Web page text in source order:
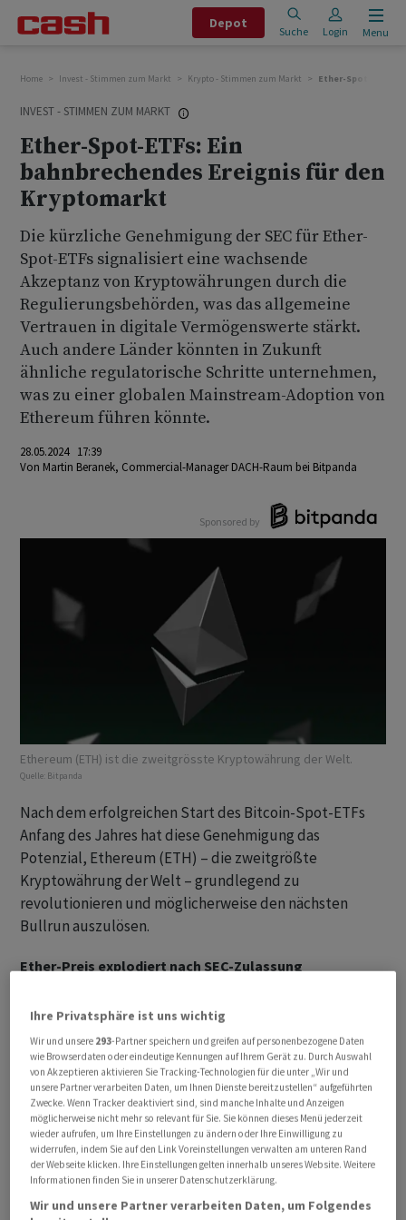
Depot
Suche Login Menu
Home Invest - Stimmen zum Markt Krypto - Stimmen zum Markt Ether-Spot-ETFs:
INVEST - STIMMEN ZUM MARKT
Ether-Spot-ETFs: Ein
bahnbrechendes Ereignis für den
Kryptomarkt
Die kürzliche Genehmigung der SEC für Ether-
Spot-ETFs signalisiert eine wachsende
Akzeptanz von Kryptowährungen durch die
Regulierungsbehörden, was das allgemeine
Vertrauen in digitale Vermögenswerte stärkt.
Auch andere Länder könnten in Zukunft
ähnliche regulatorische Schritte unternehmen,
was zu einer globalen Mainstream-Adoption von
Ethereum führen könnte.
28.05.2024 17:39
Von Martin Beranek, Commercial-Manager DACH-Raum bei Bitpanda
Sponsored by
Ethereum (ETH) ist die zweitgrösste Kryptowährung der Welt.
Quelle: Bitpanda
Nach dem erfolgreichen Start des Bitcoin-Spot-ETFs
Anfang des Jahres hat diese Genehmigung das
Potenzial, Ethereum (ETH) – die zweitgrößte
Kryptowährung der Welt – grundlegend zu
revolutionieren und möglicherweise den nächsten
Bullrun auszulösen.
Ether-Preis explodiert nach SEC-Zulassung
Die Nachricht von der Entscheidung der US-
Börsenaufsichtsbehörde (SEC), die Ether-Spot-ETFs
von BlackRock, Fidelity, Grayscale, Bitwise, VanEck, Ark,
Invesco Galaxy und Franklin Templeton zu genehmigen,
hat Bewegung in den Kryptomarkt gebracht. Ähnlich wie
bei der Zulassung der Bitcoin-Spot-ETFs reagierte der
Ether-Preis mit einem sprunghaften Anstieg und legte
am 21. Mai 2024 um 17 % zu. Diese heftige Kursreaktion
zeigt die immense Nachfrage von Investoren, die nach
einer sicheren und unkomplizierten Möglichkeit
Ihre Privatsphäre ist uns wichtig
Wir und unsere 293-Partner speichern und greifen auf personenbezogene Daten
wie Browserdaten oder eindeutige Kennungen auf Ihrem Gerät zu. Durch Auswahl
von Akzeptieren aktivieren Sie Tracking-Technologien für die unter „Wir und
unsere Partner verarbeiten Daten, um Ihnen Dienste bereitzustellen“ aufgeführten
Zwecke. Wenn Tracker deaktiviert sind, sind manche Inhalte und Anzeigen
möglicherweise nicht mehr so relevant für Sie. Sie können dieses Menü jederzeit
wieder aufrufen, um Ihre Einstellungen zu ändern oder Ihre Einwilligung zu
widerrufen, indem Sie auf den Link Voreinstellungen verwalten am unteren Rand
der Webseite klicken. Ihre Einstellungen gelten innerhalb unseres Website. Weitere
Informationen finden Sie in unserer Datenschutzerklärung.
Wir und unsere Partner verarbeiten Daten, um Folgendes